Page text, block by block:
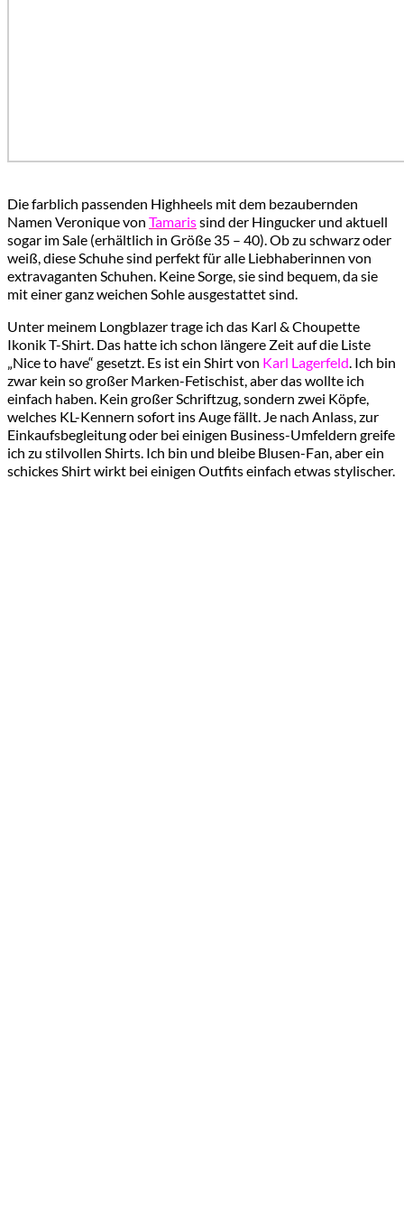
Die farblich passenden Highheels mit dem bezaubernden
Namen Veronique von Tamarissind der Hingucker und aktuell
sogar im Sale (erhältlich in Größe 35 – 40). Ob zu schwarz oder
weiß, diese Schuhe sind perfekt für alle Liebhaberinnen von
extravaganten Schuhen. Keine Sorge, sie sind bequem, da sie
mit einer ganz weichen Sohle ausgestattet sind.
Unter meinem Longblazer trage ich das Karl & Choupette
Ikonik T-Shirt. Das hatte ich schon längere Zeit auf die Liste
„Nice to have“ gesetzt. Es ist ein Shirt von Karl Lagerfeld . Ich bin
zwar kein so großer Marken-Fetischist, aber das wollte ich
einfach haben. Kein großer Schriftzug, sondern zwei Köpfe,
welches KL-Kennern sofort ins Auge fällt. Je nach Anlass, zur
Einkaufsbegleitung oder bei einigen Business-Umfeldern greife
ich zu stilvollen Shirts. Ich bin und bleibe Blusen-Fan, aber ein
schickes Shirt wirkt bei einigen Outfits einfach etwas stylischer.